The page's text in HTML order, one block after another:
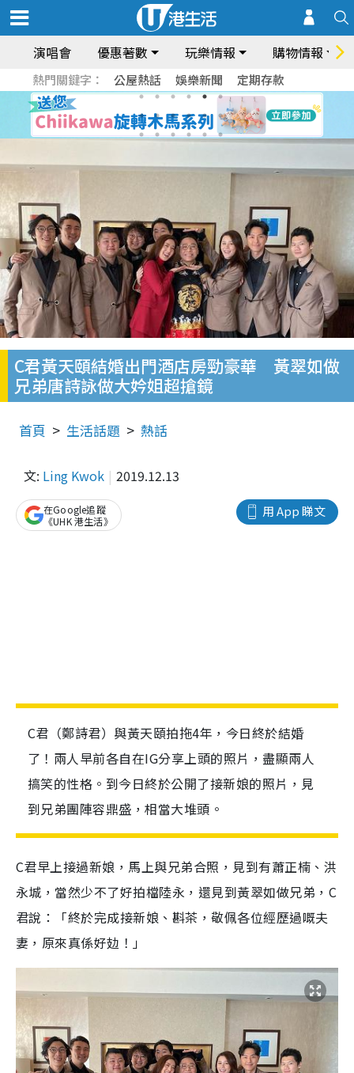
演唱會 優惠著數 玩樂情報 購物情報
熱門關鍵字： 公屋熱話 娛樂新聞 定期存款
C君黃天頤結婚出門酒店房勁豪華 黃翠如做
兄弟唐詩詠做大妗姐超搶鏡
首頁 生活話題 熱話
文: Ling Kwok 2019.12.13
用 App 睇文
在Google追蹤
《UHK 港生活》
C君（鄭詩君）與黃天頤拍拖4年，今日終於結婚
了！兩人早前各自在IG分享上頭的照片，盡顯兩人
搞笑的性格。到今日終於公開了接新娘的照片，見
到兄弟團陣容鼎盛，相當大堆頭。
C君早上接過新娘，馬上與兄弟合照，見到有蕭正楠、洪
永城，當然少不了好拍檔陸永，還見到黃翠如做兄弟，C
君說：「終於完成接新娘、斟茶，敬佩各位經歷過嘅夫
妻，原來真係好攰！」